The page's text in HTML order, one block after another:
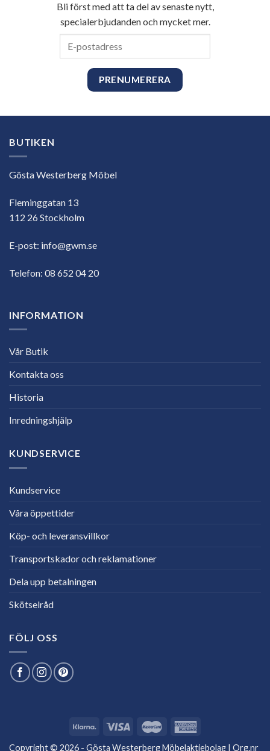
Bli först med att ta del av senaste nytt,
specialerbjudanden och mycket mer.
BUTIKEN
Gösta Westerberg Möbel
Fleminggatan 13
112 26 Stockholm
E-post: info@gwm.se
Telefon: 08 652 04 20
INFORMATION
Vår Butik
Kontakta oss
Historia
Inredningshjälp
KUNDSERVICE
Kundservice
Våra öppettider
Köp- och leveransvillkor
Transportskador och reklamationer
Dela upp betalningen
Skötselråd
FÖLJ OSS
Copyright © 2026 - Gösta Westerberg Möbelaktiebolag | Org.nr